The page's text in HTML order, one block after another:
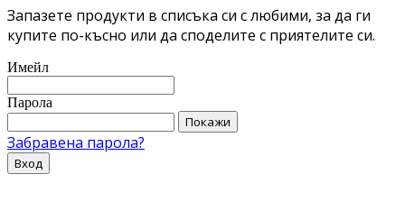
Запазете продукти в списъка си с любими, за да ги
купите по-късно или да споделите с приятелите си.
Имейл
Парола
Покажи
Забравена парола?
Вход